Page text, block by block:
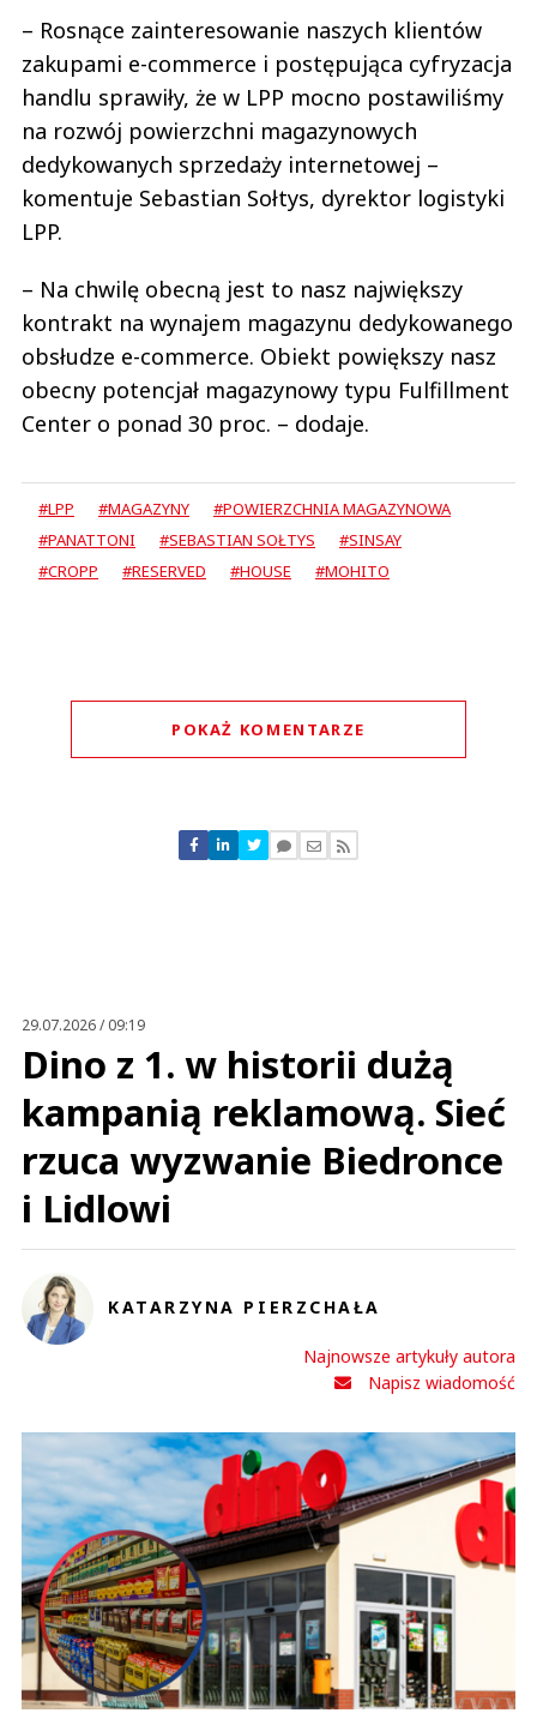
– Rosnące zainteresowanie naszych klientów
zakupami e-commerce i postępująca cyfryzacja
handlu sprawiły, że w LPP mocno postawiliśmy
na rozwój powierzchni magazynowych
dedykowanych sprzedaży internetowej –
komentuje Sebastian Sołtys, dyrektor logistyki
LPP.
– Na chwilę obecną jest to nasz największy
kontrakt na wynajem magazynu dedykowanego
obsłudze e-commerce. Obiekt powiększy nasz
obecny potencjał magazynowy typu Fulfillment
Center o ponad 30 proc. – dodaje.
#LPP #MAGAZYNY
#POWIERZCHNIA MAGAZYNOWA
#PANATTONI
#SEBASTIAN SOŁTYS
#SINSAY
#CROPP
#RESERVED #HOUSE #MOHITO
POKAŻ KOMENTARZE
Nie znaleziono komentarzy
Zostaw swoje komentarze
29.07.2026 / 09:19
Dino z 1. w historii dużą
kampanią reklamową. Sieć
rzuca wyzwanie Biedronce
i Lidlowi
KATARZYNA PIERZCHAŁA
Najnowsze artykuły autora
Napisz wiadomość